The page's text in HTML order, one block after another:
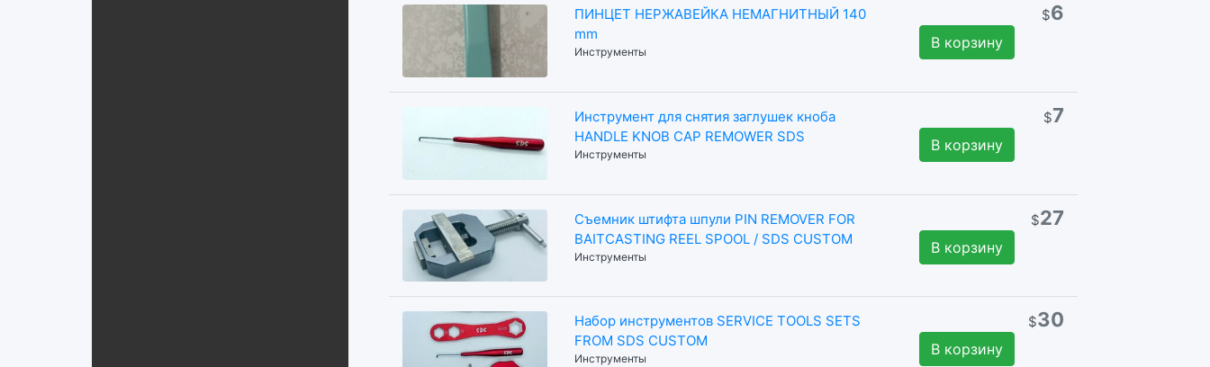
ПИНЦЕТ НЕРЖАВЕЙКА НЕМАГНИТНЫЙ 140
mm
Инструменты
$6
В корзину
Инструмент для снятия заглушек кноба
HANDLE KNOB CAP REMOWER SDS
Инструменты
$7
В корзину
Cъемник штифта шпули PIN REMOVER FOR
BAITCASTING REEL SPOOL / SDS CUSTOM
Инструменты
$27
В корзину
Набор инструментов SERVICE TOOLS SETS
FROM SDS CUSTOM
Инструменты
$30
В корзину